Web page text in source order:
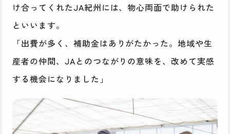
け合ってくれたJA紀州には、物心両面で助けられた
といいます。
「出費が多く、補助金はありがたかった。地域や生
産者の仲間、JAとのつながりの意味を、改めて実感
する機会になりました」